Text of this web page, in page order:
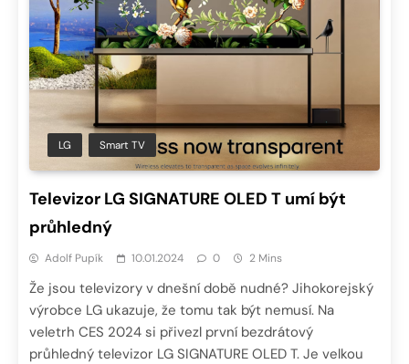
LG Smart TV
Televizor LG SIGNATURE OLED T umí být
průhledný
Adolf Pupík 10.01.2024 0 2 Mins
Že jsou televizory v dnešní době nudné? Jihokorejský
výrobce LG ukazuje, že tomu tak být nemusí. Na
veletrh CES 2024 si přivezl první bezdrátový
průhledný televizor LG SIGNATURE OLED T. Je velkou